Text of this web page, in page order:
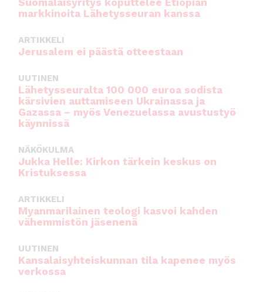
Suomalaisyritys koputtelee Etiopian
markkinoita Lähetysseuran kanssa
ARTIKKELI
Jerusalem ei päästä otteestaan
UUTINEN
Lähetysseuralta 100 000 euroa sodista
kärsivien auttamiseen Ukrainassa ja
Gazassa – myös Venezuelassa avustustyö
käynnissä
NÄKÖKULMA
Jukka Helle: Kirkon tärkein keskus on
Kristuksessa
ARTIKKELI
Myanmarilainen teologi kasvoi kahden
vähemmistön jäsenenä
UUTINEN
Kansalaisyhteiskunnan tila kapenee myös
verkossa